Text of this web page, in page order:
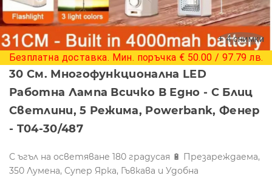
+ 4 снимки
Безплатна доставка. Мин. поръчка € 50.00 / 97.79 лв.
30 См. Многофункционална LED
Работна Лампа Всичко В Едно - С Блиц
Светлини, 5 Режима, Powerbank, Фенер
- T04-30/487
С ъгъл на осветяване 180 градусая 🔋 Презареждаема,
350 Лумена, Супер Ярка, Гъвкава и Удобна